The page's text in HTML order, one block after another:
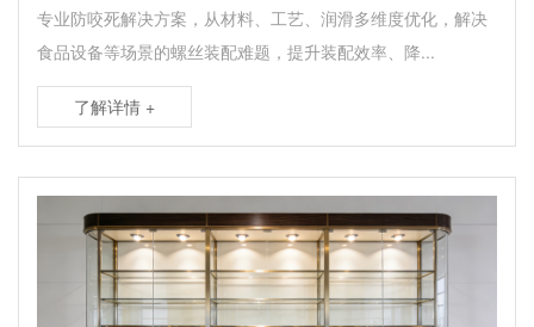
专业防咬死解决方案，从材料、工艺、润滑多维度优化，解决
食品设备等场景的螺丝装配难题，提升装配效率、降...
了解详情 +